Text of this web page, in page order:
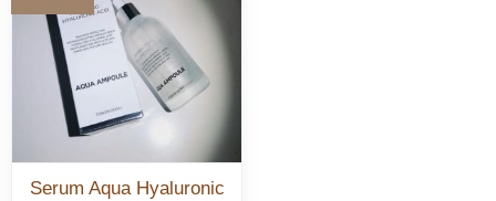
Serum Aqua Hyaluronic